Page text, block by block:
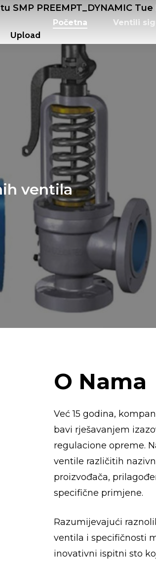
PREEMPT_DYNAMIC Tue
Početna Ventili
ventila
O Nama
Već 15 godina,
bavi rješavanjem
regulacione opreme.
ventile različitih
proizvođača,
specifične primjene.
Razumijevajući
ventila i specifičnosti
inovativni ispitni sto